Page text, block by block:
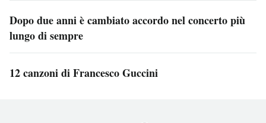
Dopo due anni è cambiato accordo nel concerto più
lungo di sempre
12 canzoni di Francesco Guccini